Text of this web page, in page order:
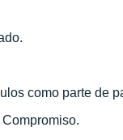
como parte de